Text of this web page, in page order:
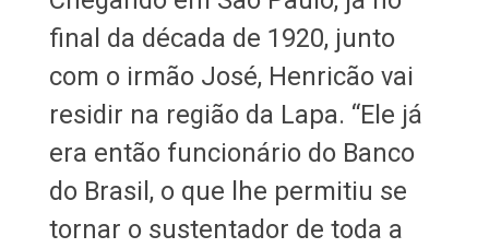
final da década de 1920, junto
com o irmão José, Henricão vai
residir na região da Lapa. “Ele já
era então funcionário do Banco
do Brasil, o que lhe permitiu se
tornar o sustentador de toda a